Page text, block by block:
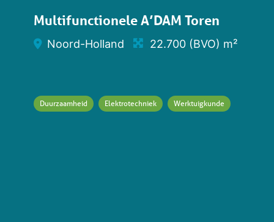
Multifunctionele A’DAM Toren
Noord-Holland 22.700 (BVO) m²
Duurzaamheid Elektrotechniek Werktuigkunde